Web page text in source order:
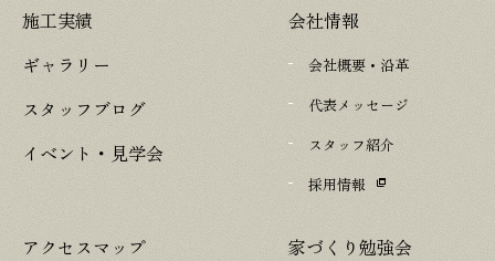
施工実績
ギャラリー
スタッフブログ
イベント・見学会
会社情報
会社概要・沿革
代表メッセージ
スタッフ紹介
採用情報
アクセスマップ
家づくり勉強会